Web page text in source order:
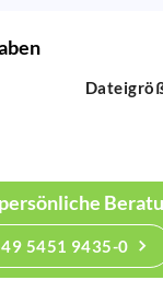
5451 9435-0